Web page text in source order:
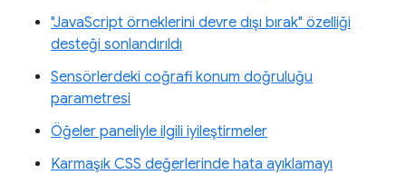
"JavaScript örneklerini devre dışı bırak" özelliği
desteği sonlandırıldı
Sensörlerdeki coğrafi konum doğruluğu
parametresi
Öğeler paneliyle ilgili iyileştirmeler
Karmaşık CSS değerlerinde hata ayıklamayı